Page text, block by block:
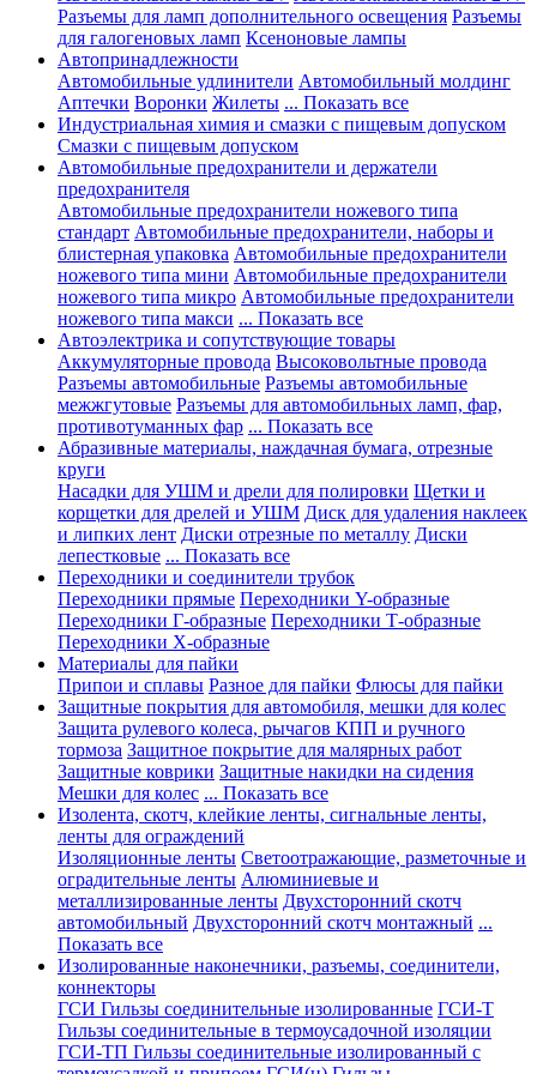
Разъемы для ламп дополнительного освещения Разъемы
для галогеновых ламп Ксеноновые лампы
Автопринадлежности
Автомобильные удлинители Автомобильный молдинг
Аптечки Воронки Жилеты ... Показать все
Индустриальная химия и смазки с пищевым допуском
Смазки с пищевым допуском
Автомобильные предохранители и держатели
предохранителя
Автомобильные предохранители ножевого типа
стандарт Автомобильные предохранители, наборы и
блистерная упаковка Автомобильные предохранители
ножевого типа мини Автомобильные предохранители
ножевого типа микро Автомобильные предохранители
ножевого типа макси ... Показать все
Автоэлектрика и сопутствующие товары
Аккумуляторные провода Высоковольтные провода
Разъемы автомобильные Разъемы автомобильные
межжгутовые Разъемы для автомобильных ламп, фар,
противотуманных фар ... Показать все
Абразивные материалы, наждачная бумага, отрезные
круги
Насадки для УШМ и дрели для полировки Щетки и
корщетки для дрелей и УШМ Диск для удаления наклеек
и липких лент Диски отрезные по металлу Диски
лепестковые ... Показать все
Переходники и соединители трубок
Переходники прямые Переходники Y-образные
Переходники Г-образные Переходники Т-образные
Переходники Х-образные
Материалы для пайки
Припои и сплавы Разное для пайки Флюсы для пайки
Защитные покрытия для автомобиля, мешки для колес
Защита рулевого колеса, рычагов КПП и ручного
тормоза Защитное покрытие для малярных работ
Защитные коврики Защитные накидки на сидения
Мешки для колес ... Показать все
Изолента, скотч, клейкие ленты, сигнальные ленты,
ленты для ограждений
Изоляционные ленты Светоотражающие, разметочные и
оградительные ленты Алюминиевые и
металлизированные ленты Двухсторонний скотч
автомобильный Двухсторонний скотч монтажный ...
Показать все
Изолированные наконечники, разъемы, соединители,
коннекторы
ГСИ Гильзы соединительные изолированные ГСИ-Т
Гильзы соединительные в термоусадочной изоляции
ГСИ-ТП Гильзы соединительные изолированный с